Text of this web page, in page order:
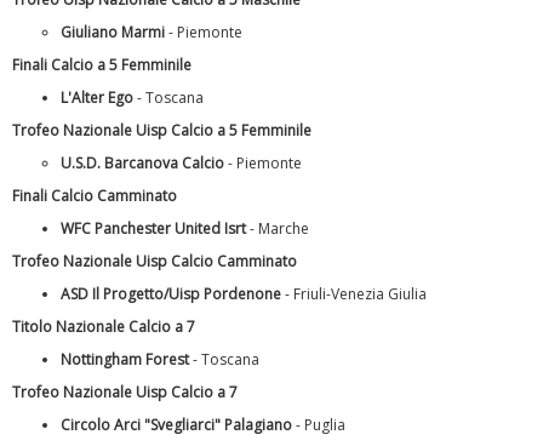
Ddl Lobby, Uisp: “Il Parlamento valorizzi le nostre specificità"
Giuliano Marmi- Piemonte
Finali Calcio a 5 Femminile
L'Alter Ego- Toscana
Trofeo Nazionale Uisp Calcio a 5 Femminile
U.S.D. Barcanova Calcio- Piemonte
Finali Calcio Camminato
WFC Panchester United Isrt- Marche
Trofeo Nazionale Uisp Calcio Camminato
ASD Il Progetto/Uisp Pordenone- Friuli-Venezia Giulia
Titolo Nazionale Calcio a 7
Nottingham Forest- Toscana
Trofeo Nazionale Uisp Calcio a 7
Circolo Arci "Svegliarci" Palagiano- Puglia